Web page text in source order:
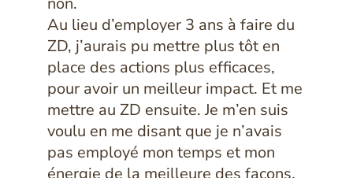
Au lieu d’employer 3 ans à faire du
ZD, j’aurais pu mettre plus tôt en
place des actions plus efficaces,
pour avoir un meilleur impact. Et me
mettre au ZD ensuite. Je m’en suis
voulu en me disant que je n’avais
pas employé mon temps et mon
énergie de la meilleure des façons.